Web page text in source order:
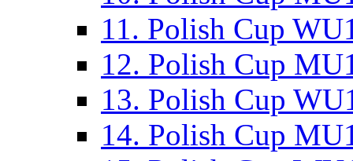
11. Polish Cup
12. Polish Cup
13. Polish Cup
14. Polish Cup